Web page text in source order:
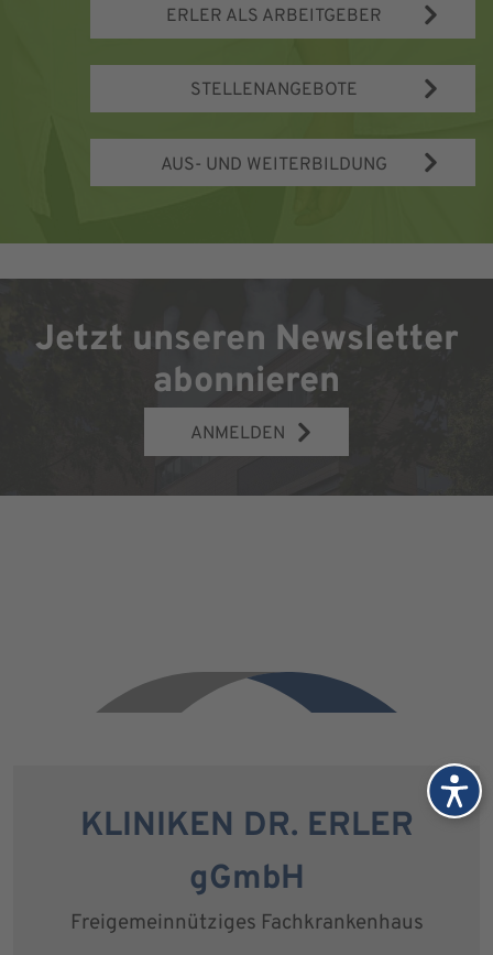
ERLER ALS ARBEITGEBER
STELLENANGEBOTE
AUS- UND WEITERBILDUNG
Jetzt unseren Newsletter
abonnieren
ANMELDEN
KLINIKEN DR. ERLER
gGmbH
Freigemeinnütziges Fachkrankenhaus